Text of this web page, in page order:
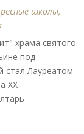
школы,
храма святого
под
стал Лауреатом
XX